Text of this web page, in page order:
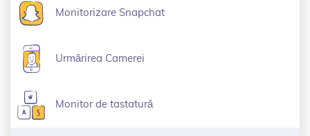
Monitorizare Snapchat
Urmărirea Camerei
Monitor de tastatură